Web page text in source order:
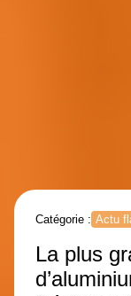
Catégorie : Actu
La plus